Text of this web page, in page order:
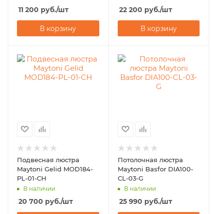
11 200 руб./шт
В корзину
22 200 руб./шт
В корзину
Подвесная люстра
Maytoni Gelid MOD184-
PL-01-CH
В наличии
20 700 руб./шт
Потолочная люстра
Maytoni Basfor DIA100-
CL-03-G
В наличии
25 990 руб./шт